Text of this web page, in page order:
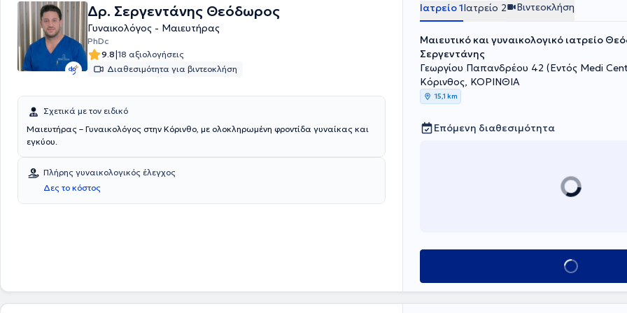
γυναίκας.
Δρ. Σεργεντάνης Θεόδωρος
Γυναικολόγος - Μαιευτήρας
PhDc
9.8|18 αξιολογήσεις
Διαθεσιμότητα για βιντεοκλήση
Σχετικά με τον ειδικό
Μαιευτήρας – Γυναικολόγος στην Κόρινθο, με ολοκληρωμένη φροντίδα γυναίκας και
εγκύου.
Πλήρης γυναικολογικός έλεγχος
Δες το κόστος
Ιατρείο 1Ιατρείο 2 Βιντεοκλήση
Μαιευτικό και γυναικολογικό ιατρείο
Σεργεντάνης
Γεωργίου Παπανδρέου 42 (Εντός Medi
Κόρινθος, ΚΟΡΙΝΘΙΑ
15,1 km
Επόμενη διαθεσιμότητα
Κλείσε ραντεβού